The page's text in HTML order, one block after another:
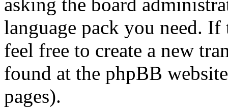
asking the board
language pack you need.
feel free to create a new
found at the phpBB
pages).